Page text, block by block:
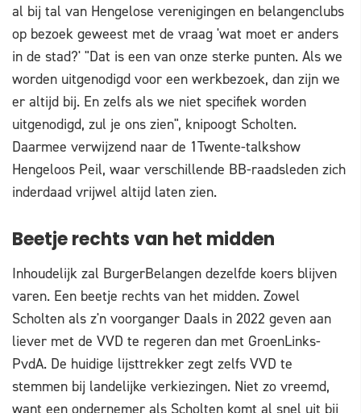
al bij tal van Hengelose verenigingen en belangenclubs
op bezoek geweest met de vraag 'wat moet er anders
in de stad?' "Dat is een van onze sterke punten. Als we
worden uitgenodigd voor een werkbezoek, dan zijn we
er altijd bij. En zelfs als we niet specifiek worden
uitgenodigd, zul je ons zien", knipoogt Scholten.
Daarmee verwijzend naar de 1Twente-talkshow
Hengeloos Peil, waar verschillende BB-raadsleden zich
inderdaad vrijwel altijd laten zien.
Beetje rechts van het midden
Inhoudelijk zal BurgerBelangen dezelfde koers blijven
varen. Een beetje rechts van het midden. Zowel
Scholten als z'n voorganger Daals in 2022 geven aan
liever met de VVD te regeren dan met GroenLinks-
PvdA. De huidige lijsttrekker zegt zelfs VVD te
stemmen bij landelijke verkiezingen. Niet zo vreemd,